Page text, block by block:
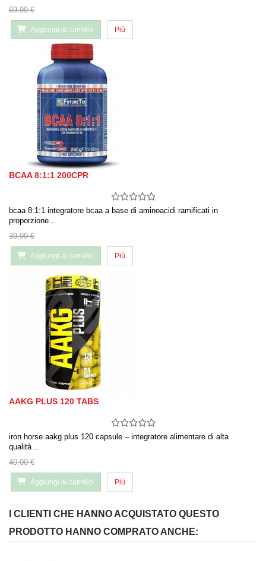
69,99 €
Aggiungi al carrello Più
BCAA 8:1:1 200CPR
bcaa 8:1:1 integratore bcaa a base di aminoacidi ramificati in
proporzione…
39,99 €
Aggiungi al carrello Più
AAKG PLUS 120 TABS
iron horse aakg plus 120 capsule – integratore alimentare di alta
qualità…
40,00 €
Aggiungi al carrello Più
I CLIENTI CHE HANNO ACQUISTATO QUESTO
PRODOTTO HANNO COMPRATO ANCHE: